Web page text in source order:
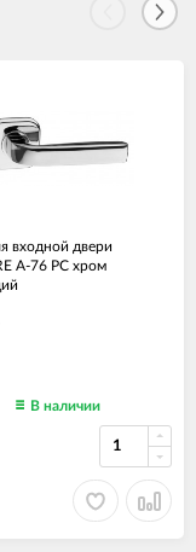
входной двери
A-76 PC хром
В наличии